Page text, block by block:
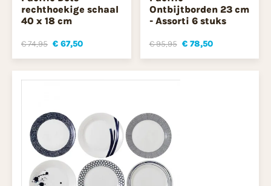
rechthoekige schaal
40 x 18 cm
€ 74,95 € 67,50
Ontbijtborden 23 cm
- Assorti 6 stuks
€ 95,95 € 78,50